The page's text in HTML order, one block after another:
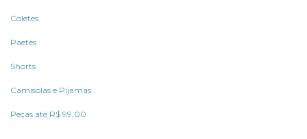
Coletes
Paetês
Shorts
Camisolas e Pijamas
Peças até R$ 99,00